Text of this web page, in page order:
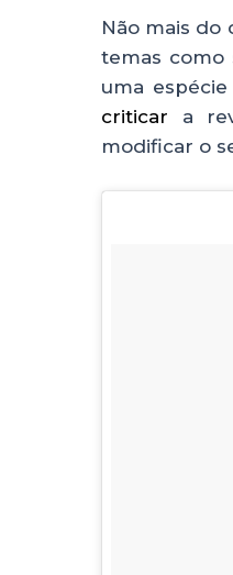
Não mais do
temas como
uma
criticar a
modificar o